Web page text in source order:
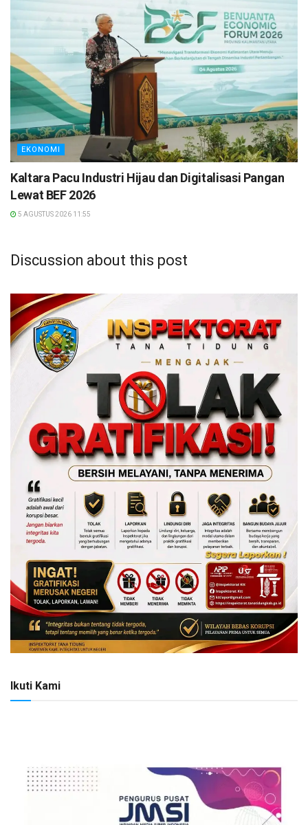
EKONOMI
Kaltara Pacu Industri Hijau dan Digitalisasi Pangan
Lewat BEF 2026
5 AGUSTUS 2026 11:55
Discussion about this post
Ikuti Kami